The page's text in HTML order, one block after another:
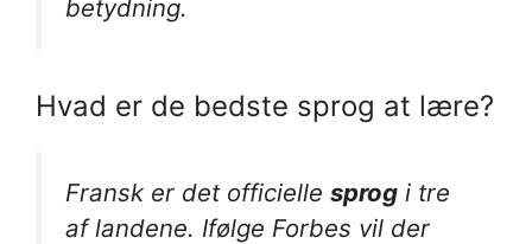
betydning.
Hvad er de bedste sprog at lære?
Fransk er det officielle sprog i tre
af landene. Ifølge Forbes vil der